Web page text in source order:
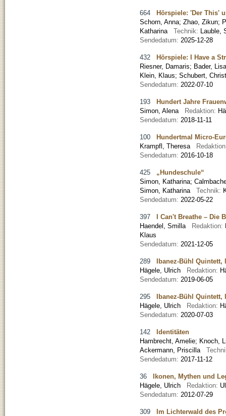
664 Hörspiele: 'Der This'
Schorn, Anna; Zhao, Zikun;
Katharina Technik: Lauble,
Sendedatum: 2025-12-28
432 Hörspiele: I Have a
Riesner, Damaris; Bader, Lisa
Klein, Klaus; Schubert,
Sendedatum: 2022-07-10
193 Hundert Jahre
Simon, Alena
Redaktion:
Sendedatum: 2018-11-11
100 Hundertmal Micro-
Krampfl, Theresa
Sendedatum: 2016-10-18
425 „Hundeschule“
Simon, Katharina;
Simon, Katharina Technik:
Sendedatum: 2022-05-22
397 I Can't Breathe – Die
Haendel, Smilla
Redaktion:
Klaus
Sendedatum: 2021-12-05
289 Ibanez-Bühl Quintett,
Hägele, Ulrich
Redaktion:
Sendedatum: 2019-06-05
295 Ibanez-Bühl Quintett,
Hägele, Ulrich
Redaktion:
Sendedatum: 2020-07-03
142 Identitäten
Hambrecht, Amelie; Knoch,
Ackermann, Priscilla
Sendedatum: 2017-11-12
36 Ikonen, Mythen und
Hägele, Ulrich
Redaktion:
Sendedatum: 2012-07-29
309 Im Lichterwald des